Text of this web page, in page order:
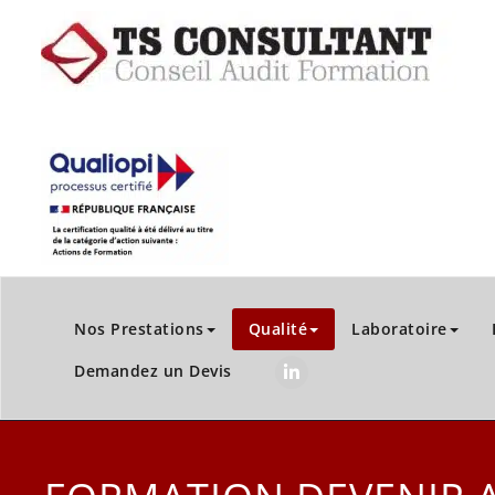
Nos Prestations Qualité Laboratoire
Demandez un Devis